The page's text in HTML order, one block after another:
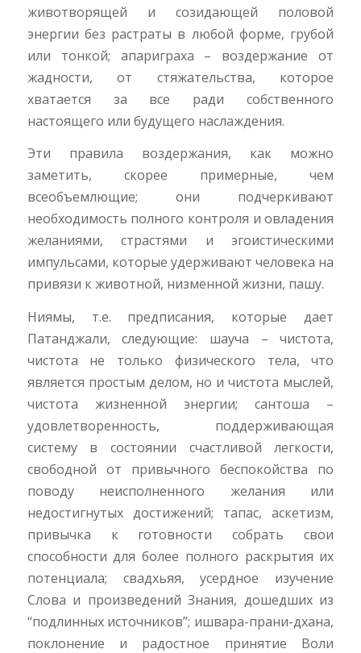
животворящей и созидающей половой
энергии без растраты в любой форме, грубой
или тонкой; апариграха – воздержание от
жадности, от стяжательства, которое
хватается за все ради собственного
настоящего или будущего наслаждения.
Эти правила воздержания, как можно
заметить, скорее примерные, чем
всеобъемлющие; они подчеркивают
необходимость полного контроля и овладения
желаниями, страстями и эгоистическими
импульсами, которые удерживают человека на
привязи к животной, низменной жизни, пашу.
Ниямы, т.е. предписания, которые дает
Патанджали, следующие: шауча – чистота,
чистота не только физического тела, что
является простым делом, но и чистота мыслей,
чистота жизненной энергии; сантоша –
удовлетворенность, поддерживающая
систему в состоянии счастливой легкости,
свободной от привычного беспокойства по
поводу неисполненного желания или
недостигнутых достижений; тапас, аскетизм,
привычка к готовности собрать свои
способности для более полного раскрытия их
потенциала; свадхьяя, усердное изучение
Слова и произведений Знания, дошедших из
“подлинных источников”; ишвара-прани-дхана,
поклонение и радостное принятие Воли